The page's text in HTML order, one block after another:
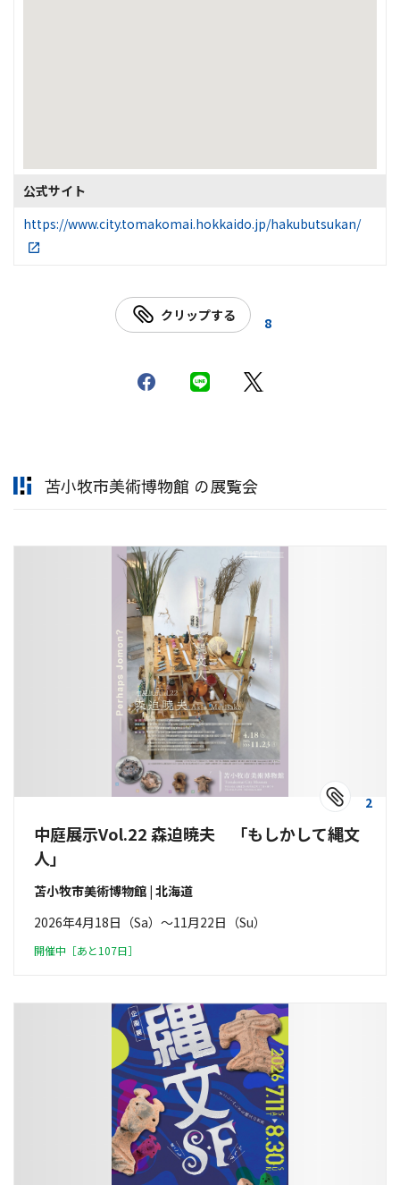
公式サイト
https://www.city.tomakomai.hokkaido.jp/hakubutsukan/
クリップする 8
苫小牧市美術博物館 の展覧会
2
中庭展示Vol.22 森迫暁夫 「もしかして縄文
人」
苫小牧市美術博物館 | 北海道
2026年4月18日（Sa）〜11月22日（Su）
開催中［あと107日］